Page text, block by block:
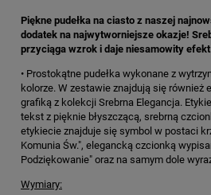
Piękne pudełka na ciasto z naszej
dodatek na najwytworniejsze okazje!
przyciąga wzrok i daje niesamowity
• Prostokątne pudełka wykonane z
kolorze. W zestawie znajdują się również
grafiką z kolekcji Srebrna Elegancja.
tekst z pięknie błyszczącą, srebrną
etykiecie znajduje się symbol w postaci
Komunia Św.", elegancką czcionką
Podziękowanie" oraz na samym dole
Wymiary: